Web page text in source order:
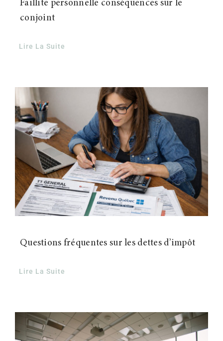
Faillite personnelle conséquences sur le
conjoint
Lire La Suite
Questions fréquentes sur les dettes d’impôt
Lire La Suite